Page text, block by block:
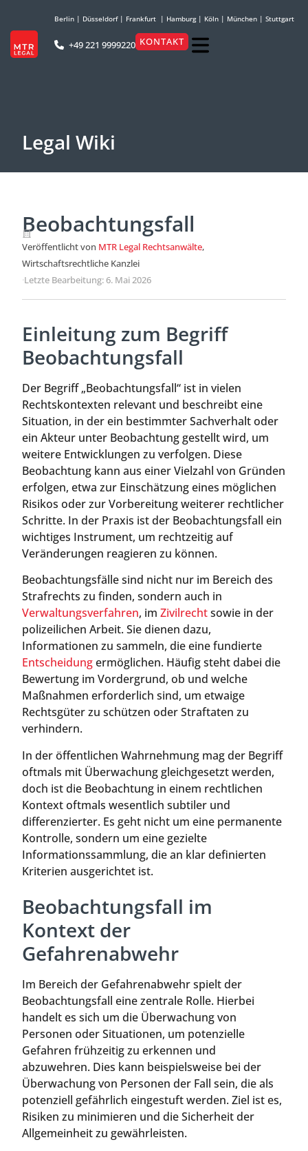
Berlin | Düsseldorf| Frankfurt | Hamburg| Köln | München | Stuttgart
+49 221 9999220 KONTAKT
Legal Wiki
Beobachtungsfall
Veröffentlicht von MTR Legal Rechtsanwälte,
Wirtschaftsrechtliche Kanzlei
·Letzte Bearbeitung: 6. Mai 2026
Einleitung zum Begriff
Beobachtungsfall
Der Begriff „Beobachtungsfall“ ist in vielen
Rechtskontexten relevant und beschreibt eine
Situation, in der ein bestimmter Sachverhalt oder
ein Akteur unter Beobachtung gestellt wird, um
weitere Entwicklungen zu verfolgen. Diese
Beobachtung kann aus einer Vielzahl von Gründen
erfolgen, etwa zur Einschätzung eines möglichen
Risikos oder zur Vorbereitung weiterer rechtlicher
Schritte. In der Praxis ist der Beobachtungsfall ein
wichtiges Instrument, um rechtzeitig auf
Veränderungen reagieren zu können.
Beobachtungsfälle sind nicht nur im Bereich des
Strafrechts zu finden, sondern auch in
Verwaltungsverfahren, im Zivilrechtsowie in der
polizeilichen Arbeit. Sie dienen dazu,
Informationen zu sammeln, die eine fundierte
Entscheidungermöglichen. Häufig steht dabei die
Bewertung im Vordergrund, ob und welche
Maßnahmen erforderlich sind, um etwaige
Rechtsgüter zu schützen oder Straftaten zu
verhindern.
In der öffentlichen Wahrnehmung mag der Begriff
oftmals mit Überwachung gleichgesetzt werden,
doch ist die Beobachtung in einem rechtlichen
Kontext oftmals wesentlich subtiler und
differenzierter. Es geht nicht um eine permanente
Kontrolle, sondern um eine gezielte
Informationssammlung, die an klar definierten
Kriterien ausgerichtet ist.
Beobachtungsfall im
Kontext der
Gefahrenabwehr
Im Bereich der Gefahrenabwehr spielt der
Beobachtungsfall eine zentrale Rolle. Hierbei
handelt es sich um die Überwachung von
Personen oder Situationen, um potenzielle
Gefahren frühzeitig zu erkennen und
abzuwehren. Dies kann beispielsweise bei der
Überwachung von Personen der Fall sein, die als
potenziell gefährlich eingestuft werden. Ziel ist es,
Risiken zu minimieren und die Sicherheit der
Allgemeinheit zu gewährleisten.